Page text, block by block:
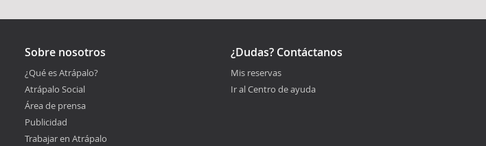
Sobre nosotros
¿Qué es Atrápalo?
Atrápalo Social
Área de prensa
Publicidad
Trabajar en Atrápalo
¿Dudas? Contáctanos
Mis reservas
Ir al Centro de ayuda